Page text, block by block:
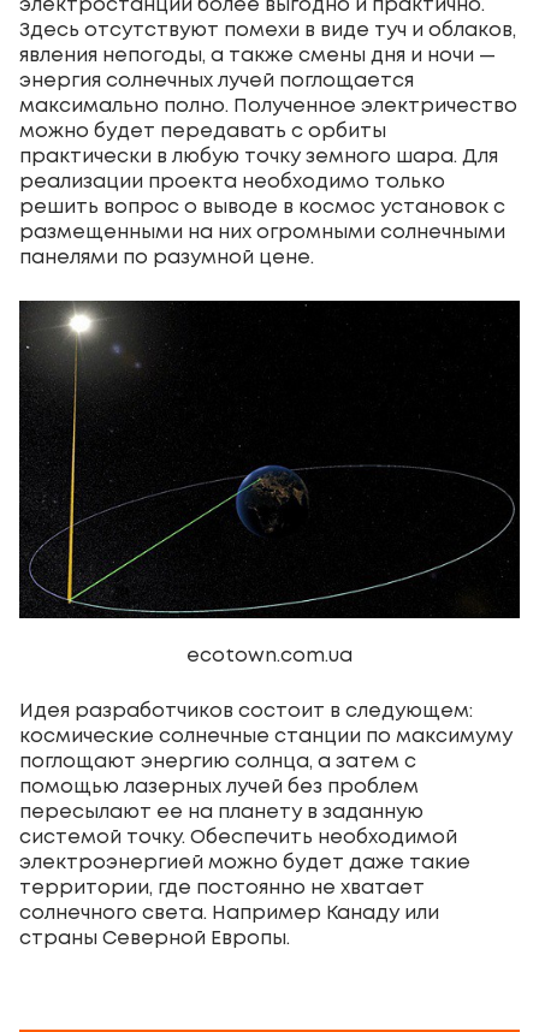
электростанции более выгодно и практично.
Здесь отсутствуют помехи в виде туч и облаков,
явления непогоды, а также смены дня и ночи —
энергия солнечных лучей поглощается
максимально полно. Полученное электричество
можно будет передавать с орбиты
практически в любую точку земного шара. Для
реализации проекта необходимо только
решить вопрос о выводе в космос установок с
размещенными на них огромными солнечными
панелями по разумной цене.
ecotown.com.ua
Идея разработчиков состоит в следующем:
космические солнечные станции по максимуму
поглощают энергию солнца, а затем с
помощью лазерных лучей без проблем
пересылают ее на планету в заданную
системой точку. Обеспечить необходимой
электроэнергией можно будет даже такие
территории, где постоянно не хватает
солнечного света. Например Канаду или
страны Северной Европы.